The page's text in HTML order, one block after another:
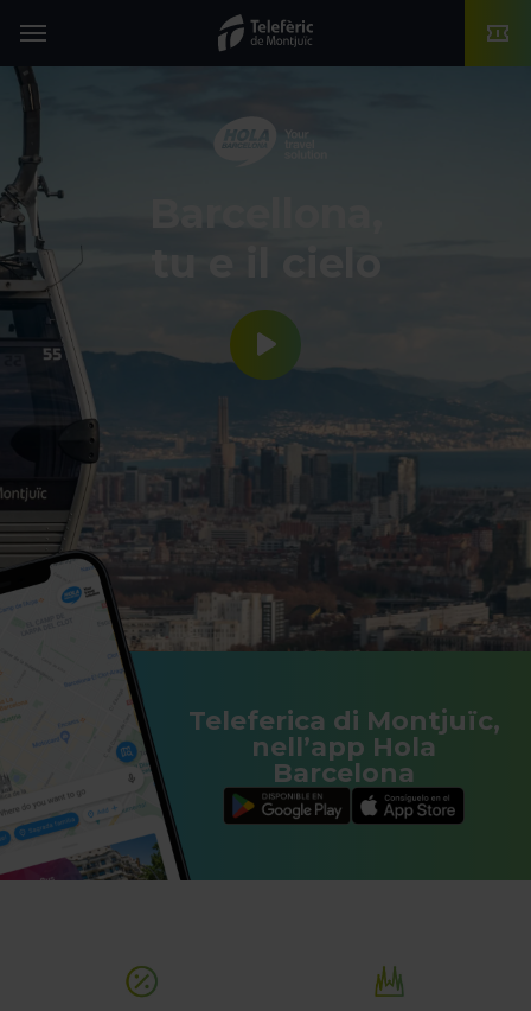
Menu
TMB-OCI
Teleferica di Montjuïc,
nell’app Hola
Barcelona